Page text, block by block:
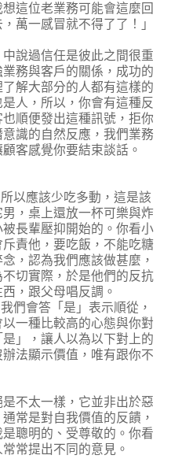
這位老業務可能會這麼回
萬一感冒就不得了了！」
說過信任是彼此之間很重
務與客戶的關係，成功的
解大部分的人都有這樣的
人，所以，你會有這種反
順便發出這種訊號，拒你
識的自然反應，我們業務
客感覺你要結束談話。
以應該少吃多動，這是該
，桌上還放一杯可樂與炸
長輩壓抑開始的。你看小
責他，要吃飯，不能吃糖
，認為我們應該做甚麼，
切實際，於是他們的反抗
，跟父母唱反調。
們會答「是」表示順從，
一種比較高的心態與你對
」，讓人以為以下對上的
法顯示價值，唯有跟你不
不太一樣，它並非出於惡
常是對自我價值的反饋，
聰明的、受尊敬的。你看
常提出不同的意見。